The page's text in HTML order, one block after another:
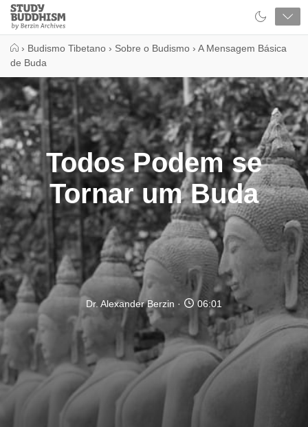
Close
Study
Buddhism
› Budismo Tibetano › Sobre o Budismo › A Mensagem Básica
de Buda
Todos Podem se
Tornar um Buda
Dr. Alexander Berzin 06:01